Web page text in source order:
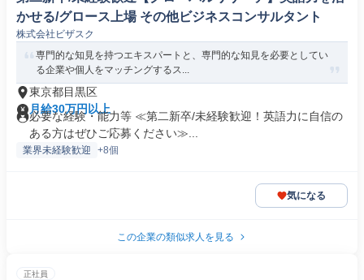
かせる/グロース上場 その他ビジネスコンサルタント
株式会社ビザスク
専門的な知見を持つエキスパートと、専門的な知見を必要としてい
る企業や個人をマッチングするス...
東京都目黒区
月給30万円以上
必要な経験・能力等 ≪第二新卒/未経験歓迎！英語力に自信の
ある方はぜひご応募ください≫...
業界未経験歓迎 +8個
気になる
この企業の類似求人を見る
正社員